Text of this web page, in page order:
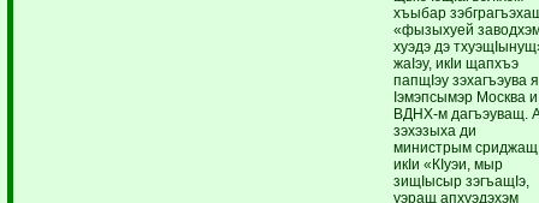
хъыбар
«фызыхуей
хуэдэ дэ
жаIэу, икIи щапхъэ
папщIэу зэхагъэува я
Iэмэпсымэр Москва и
ВДНХ-м дагъэуващ.
зэхэзыха ди
министрым сриджащ
икIи «КIуэи, мыр
зищIысыр зэгъащIэ,
уэращ апхуэдэхэм